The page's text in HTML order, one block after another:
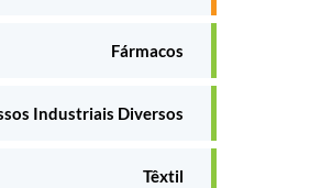
Fármacos
Industriais Diversos
Têxtil